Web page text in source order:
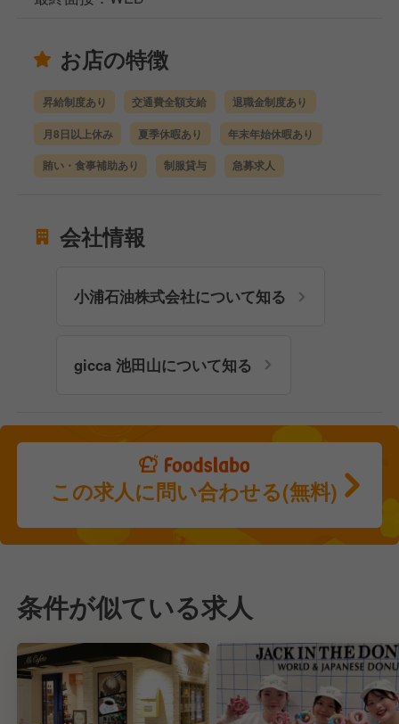
お店の特徴
昇給制度あり 交通費全額支給 退職金制度あり
月8日以上休み 夏季休暇あり 年末年始休暇あり
賄い・食事補助あり 制服貸与 急募求人
会社情報
小浦石油株式会社について知る
gicca 池田山について知る
この求人に問い合わせる(無料)
条件が似ている求人